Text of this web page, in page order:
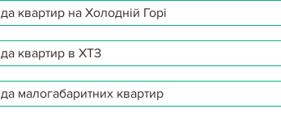
квартир на Холодній Горі
квартир в ХТЗ
малогабаритних квартир